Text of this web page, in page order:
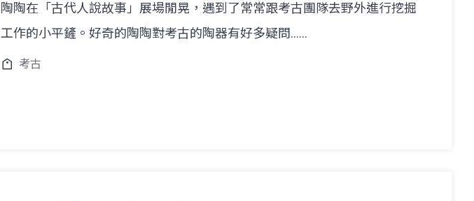
陶陶在「古代人說故事」展場閒晃，遇到了常常跟考古團隊去野外進行挖掘
工作的小平鏟。好奇的陶陶對考古的陶器有好多疑問......
考古